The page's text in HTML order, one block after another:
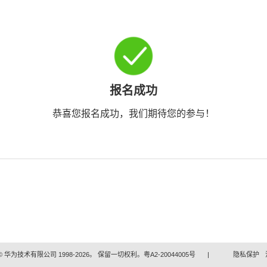
报名成功
恭喜您报名成功，我们期待您的参与！
华为技术有限公司 1998-2026。 保留一切权利。粤A2-20044005号 | 隐私保护